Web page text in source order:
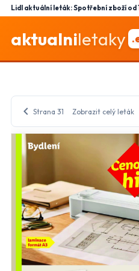
Lidl aktuální leták: Spotřební zboží od
aktualniletaky
chevron_left Strana 31 Zobrazit celý leták